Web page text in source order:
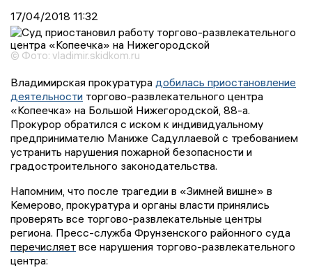
17/04/2018 11:32
© Фото: vladimir.skidkom.ru
Владимирская прокуратура добилась приостановление
деятельности торгово-развлекательного центра
«Копеечка» на Большой Нижегородской, 88-а.
Прокурор обратился с иском к индивидуальному
предпринимателю Маниже Садуллаевой с требованием
устранить нарушения пожарной безопасности и
градостроительного законодательства.
Напомним, что после трагедии в «Зимней вишне» в
Кемерово, прокуратура и органы власти принялись
проверять все торгово-развлекательные центры
региона. Пресс-служба Фрунзенского районного суда
перечисляет все нарушения торгово-развлекательного
центра: